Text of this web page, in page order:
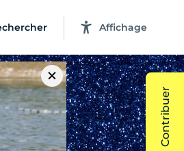
Affichage
Contribuer